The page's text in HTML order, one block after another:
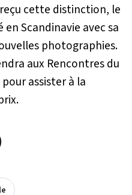
cette distinction, le
Scandinavie avec sa
photographies.
aux Rencontres du
pour assister à la